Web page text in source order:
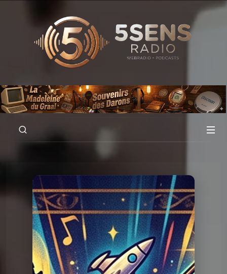
00:00
Question Graal
Graal V2 - 17 Série TV